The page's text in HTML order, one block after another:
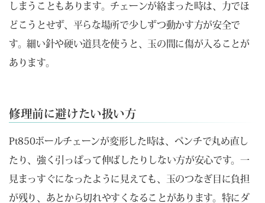
しまうこともあります。チェーンが絡まった時は、力でほ
どこうとせず、平らな場所で少しずつ動かす方が安全で
す。細い針や硬い道具を使うと、玉の間に傷が入ることが
あります。
修理前に避けたい扱い方
Pt850ボールチェーンが変形した時は、ペンチで丸め直し
たり、強く引っぱって伸ばしたりしない方が安心です。一
見まっすぐになったように見えても、玉のつなぎ目に負担
が残り、あとから切れやすくなることがあります。特にダ